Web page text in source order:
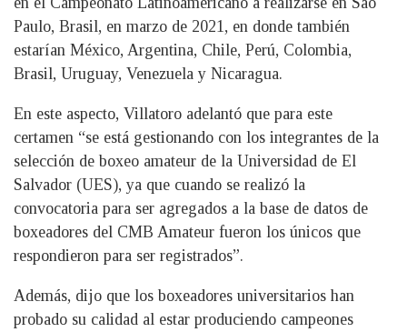
Paulo, Brasil, en marzo de 2021, en donde también
estarían México, Argentina, Chile, Perú, Colombia,
Brasil, Uruguay, Venezuela y Nicaragua.
En este aspecto, Villatoro adelantó que para este
certamen “se está gestionando con los integrantes de la
selección de boxeo amateur de la Universidad de El
Salvador (UES), ya que cuando se realizó la
convocatoria para ser agregados a la base de datos de
boxeadores del CMB Amateur fueron los únicos que
respondieron para ser registrados”.
Además, dijo que los boxeadores universitarios han
probado su calidad al estar produciendo campeones